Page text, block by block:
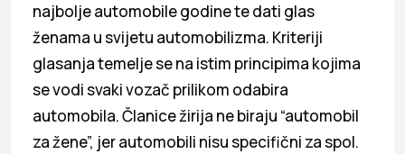
najbolje automobile godine te dati glas
ženama u svijetu automobilizma. Kriteriji
glasanja temelje se na istim principima kojima
se vodi svaki vozač prilikom odabira
automobila. Članice žirija ne biraju “automobil
za žene”, jer automobili nisu specifični za spol.